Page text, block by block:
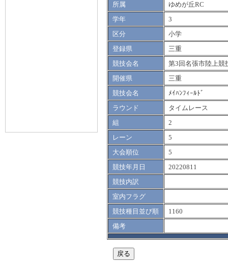
所属
ゆめが丘RC
学年
3
区分
小学
登録県
三重
競技会名
第3回名張市陸上競
開催県
三重
競技会名
ﾒｲﾊﾝﾌｨｰﾙﾄﾞ
ラウンド
タイムレース
組
2
レーン
5
大会順位
5
競技年月日
20220811
競技内訳
室内フラグ
競技種目並び順
1160
備考